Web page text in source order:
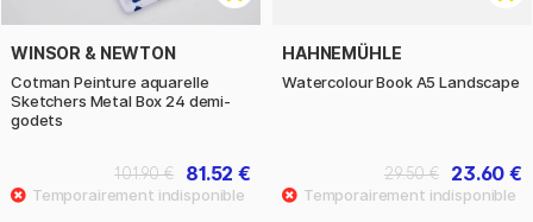
WINSOR & NEWTON
Cotman Peinture aquarelle
Sketchers Metal Box 24 demi-
godets
81.52 €
101.90 €
HAHNEMÜHLE
Watercolour Book A5 Landscape
23.60 €
29.50 €